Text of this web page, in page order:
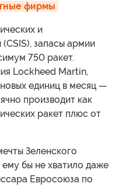
фирмы
и
запасы армии
750 ракет.
Lockheed Martin,
единиц в месяц —
производит как
ракет плюс от
Зеленского
бы не хватило даже
Евросоюза по